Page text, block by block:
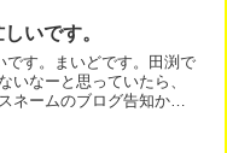
いです。
す。まいどです。田渕で
いなーと思っていたら、
ネームのブログ告知か